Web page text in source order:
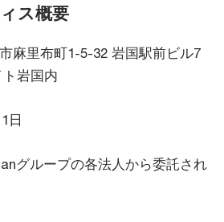
ス概要
麻里布町1-5-32 岩国駅前ビル7
岩国内
日
グループの各法人から委託され